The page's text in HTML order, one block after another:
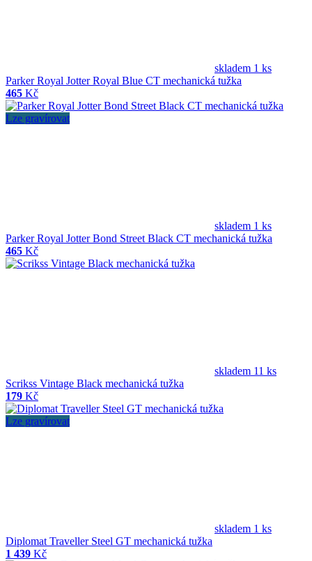
skladem 1 ks
Parker Royal Jotter Royal Blue CT mechanická tužka
465 Kč
Lze gravírovat
skladem 1 ks
Parker Royal Jotter Bond Street Black CT mechanická tužka
465 Kč
skladem 11 ks
Scrikss Vintage Black mechanická tužka
179 Kč
Lze gravírovat
skladem 1 ks
Diplomat Traveller Steel GT mechanická tužka
1 439 Kč